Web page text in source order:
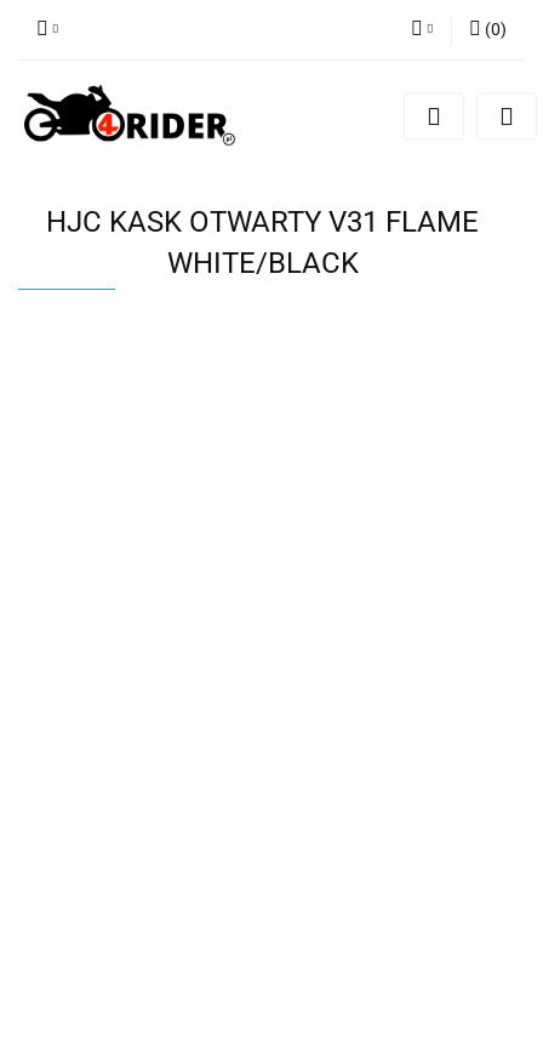
Zarejestruj się
(0)
HJC KASK OTWARTY V31 FLAME
WHITE/BLACK